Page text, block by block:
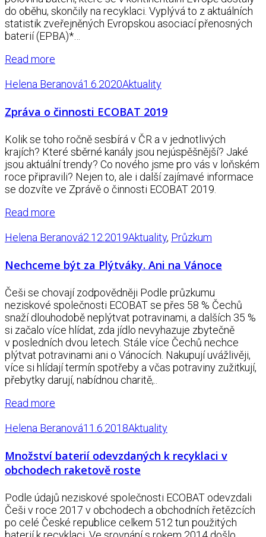
do oběhu, skončily na recyklaci. Vyplývá to z aktuálních
statistik zveřejněných Evropskou asociací přenosných
baterií (EPBA)*…
Read more
Helena Beranová1.6.2020Aktuality
Zpráva o činnosti ECOBAT 2019
Kolik se toho ročně sesbírá v ČR a v jednotlivých
krajích? Které sběrné kanály jsou nejúspěšnější? Jaké
jsou aktuální trendy? Co nového jsme pro vás v loňském
roce připravili? Nejen to, ale i další zajímavé informace
se dozvíte ve Zprávě o činnosti ECOBAT 2019.
Read more
Helena Beranová2.12.2019Aktuality, Průzkum
Nechceme být za Plýtváky. Ani na Vánoce
Češi se chovají zodpovědněji Podle průzkumu
neziskové společnosti ECOBAT se přes 58 % Čechů
snaží dlouhodobě neplýtvat potravinami, a dalších 35 %
si začalo více hlídat, zda jídlo nevyhazuje zbytečně
v posledních dvou letech. Stále více Čechů nechce
plýtvat potravinami ani o Vánocích. Nakupují uvážlivěji,
více si hlídají termín spotřeby a včas potraviny zužitkují,
přebytky darují, nabídnou charitě,..
Read more
Helena Beranová11.6.2018Aktuality
Množství baterií odevzdaných k recyklaci v
obchodech raketově roste
Podle údajů neziskové společnosti ECOBAT odevzdali
Češi v roce 2017 v obchodech a obchodních řetězcích
po celé České republice celkem 512 tun použitých